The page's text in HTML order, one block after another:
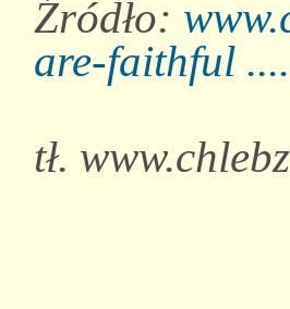
Źródło:
are-faithful ....
tł.